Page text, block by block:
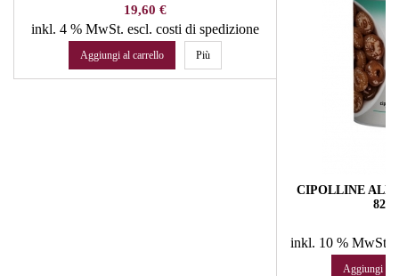
Prezzo
19,60 €
inkl. 4 % MwSt. escl. costi di spedizione
Aggiungi al carrello Più
CIPOLLINE
inkl. 10 % MwSt.
Aggiungi al